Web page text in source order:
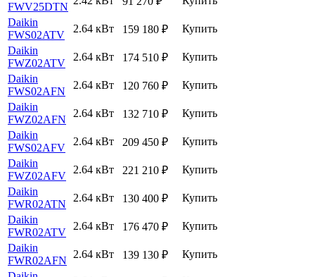
FWV25DTN
Daikin
FWS02ATV
2.64 кВт 159 180 ₽
Купить
Daikin
FWZ02ATV
2.64 кВт 174 510 ₽
Купить
Daikin
FWS02AFN
2.64 кВт 120 760 ₽
Купить
Daikin
FWZ02AFN
2.64 кВт 132 710 ₽
Купить
Daikin
FWS02AFV
2.64 кВт 209 450 ₽
Купить
Daikin
FWZ02AFV
2.64 кВт 221 210 ₽
Купить
Daikin
FWR02ATN
2.64 кВт 130 400 ₽
Купить
Daikin
FWR02ATV
2.64 кВт 176 470 ₽
Купить
Daikin
FWR02AFN
2.64 кВт 139 130 ₽
Купить